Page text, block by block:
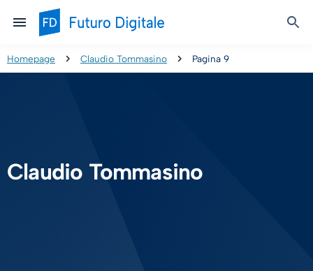
Homepage Claudio Tommasino Pagina 9
Claudio Tommasino